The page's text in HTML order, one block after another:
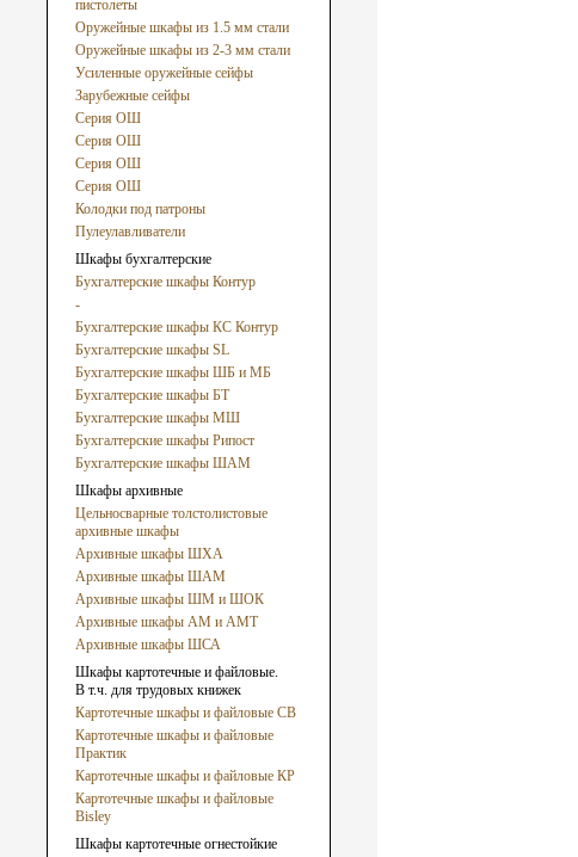
пистолеты
Оружейные шкафы из 1.5 мм стали
Оружейные шкафы из 2-3 мм стали
Усиленные оружейные сейфы
Зарубежные сейфы
Серия ОШ
Серия ОШ
Серия ОШ
Серия ОШ
Колодки под патроны
Пулеулавливатели
Шкафы бухгалтерские
Бухгалтерские шкафы Контур
-
Бухгалтерские шкафы КС Контур
Бухгалтерские шкафы SL
Бухгалтерские шкафы ШБ и МБ
Бухгалтерские шкафы БТ
Бухгалтерские шкафы МШ
Бухгалтерские шкафы Рипост
Бухгалтерские шкафы ШАМ
Шкафы архивные
Цельносварные толстолистовые
архивные шкафы
Архивные шкафы ШХА
Архивные шкафы ШАМ
Архивные шкафы ШМ и ШОК
Архивные шкафы АМ и АМТ
Архивные шкафы ШСА
Шкафы картотечные и файловые.
В т.ч. для трудовых книжек
Картотечные шкафы и файловые СВ
Картотечные шкафы и файловые
Практик
Картотечные шкафы и файловые КР
Картотечные шкафы и файловые
Bisley
Шкафы картотечные огнестойкие